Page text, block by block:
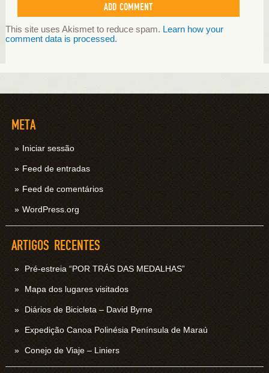
This site uses Akismet to reduce spam. Learn how your
comment data is processed.
META
Iniciar sessão
Feed de entradas
Feed de comentários
WordPress.org
ARTIGOS RECENTES
Pré-estreia “POR TRÁS DAS MEDALHAS”
Mapa dos lugares visitados
Diários de Bicicleta – David Byrne
Expedição Canoa Polinésia Península de Maraú
Conejo de Viaje – Liniers